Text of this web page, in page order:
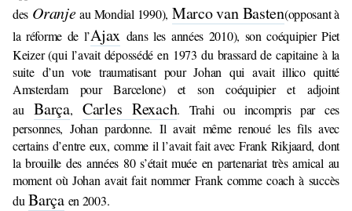
des Oranje au Mondial 1990), Marco van Basten(opposant à
la réforme de l’Ajax dans les années 2010), son coéquipier Piet
Keizer (qui l’avait dépossédé en 1973 du brassard de capitaine à la
suite d’un vote traumatisant pour Johan qui avait illico quitté
Amsterdam pour Barcelone) et son coéquipier et adjoint
auBarça,Carles Rexach. Trahi ou incompris par ces
personnes, Johan pardonne. Il avait même renoué les fils avec
certains d’entre eux, comme il l’avait fait avec Frank Rikjaard, dont
la brouille des années 80 s’était muée en partenariat très amical au
moment où Johan avait fait nommer Frank comme coach à succès
duBarçaen 2003.